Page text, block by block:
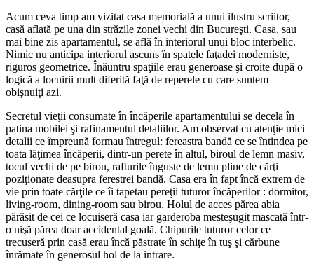
Acum ceva timp am vizitat casa memorială a unui ilustru scriitor,
casă aflată pe una din străzile zonei vechi din Bucureşti. Casa, sau
mai bine zis apartamentul, se află în interiorul unui bloc interbelic.
Nimic nu anticipa interiorul ascuns în spatele faţadei moderniste,
riguros geometrice. Înăuntru spaţiile erau generoase şi croite după o
logică a locuirii mult diferită faţă de reperele cu care suntem
obişnuiţi azi.
Secretul vieţii consumate în încăperile apartamentului se decela în
patina mobilei şi rafinamentul detaliilor. Am observat cu atenţie mici
detalii ce împreună formau întregul: fereastra bandă ce se întindea pe
toata lăţimea încăperii, dintr-un perete în altul, biroul de lemn masiv,
tocul vechi de pe birou, rafturile înguste de lemn pline de cărţi
poziţionate deasupra ferestrei bandă. Casa era în fapt încă extrem de
vie prin toate cărţile ce îi tapetau pereţii tuturor încăperilor : dormitor,
living-room, dining-room sau birou. Holul de acces părea abia
părăsit de cei ce locuiseră casa iar garderoba mesteşugit mascată într-
o nişă părea doar accidental goală. Chipurile tuturor celor ce
trecuseră prin casă erau încă păstrate în schiţe în tuş şi cărbune
înrămate în generosul hol de la intrare.